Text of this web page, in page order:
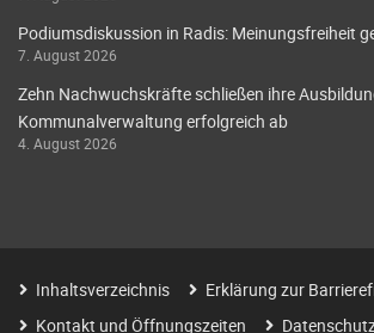
Podiumsdiskussion in Radis: Meinungsfreiheit
7. August 2026
Zehn Nachwuchskräfte schließen ihre
Kommunalverwaltung erfolgreich ab
4. August 2026
Inhaltsverzeichnis
Erklärung zur
Kontakt und Öffnungszeiten